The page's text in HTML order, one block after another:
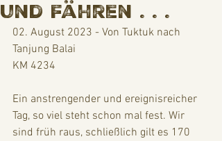
und Fähren . . .
02. August 2023 - Von Tuktuk nach
Tanjung Balai
KM 4234
Ein anstrengender und ereignisreicher
Tag, so viel steht schon mal fest. Wir
sind früh raus, schließlich gilt es 170